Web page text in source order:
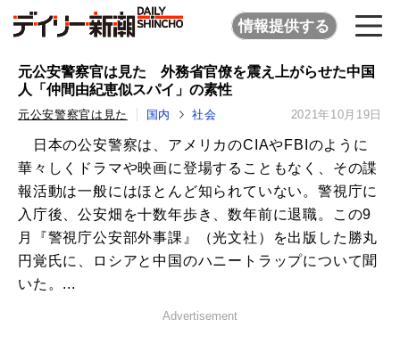
情報提供する
元公安警察官は見た 外務省官僚を震え上がらせた中国
人「仲間由紀恵似スパイ」の素性
元公安警察官は見た 国内 社会 2021年10月19日
日本の公安警察は、アメリカのCIAやFBIのように
華々しくドラマや映画に登場することもなく、その諜
報活動は一般にはほとんど知られていない。警視庁に
入庁後、公安畑を十数年歩き、数年前に退職。この9
月『警視庁公安部外事課』（光文社）を出版した勝丸
円覚氏に、ロシアと中国のハニートラップについて聞
いた。...
Advertisement